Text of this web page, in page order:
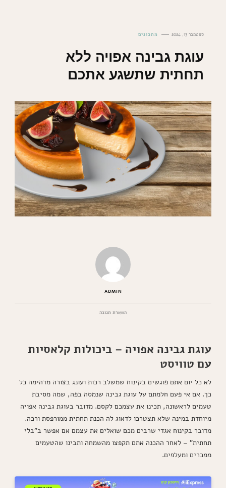
ספטמבר 13, 2024 מתכונים
עוגת גבינה אפויה ללא
תחתית שתשגע אתכם
ADMIN
השארת תגובהבנושא
תחתית
עוגת גבינה אפויה – ביכולות קלאסיות
עם טוויסט
לא כל יום אתם פוגשים בקינוח שמשלב רכות ועונג בצורה מדהימה כל
כך. אם אי פעם חלמתם על עוגת גבינה שנמסה בפה, שמה מסיבת
טעמים לראשונה, תכינו את עצמכם לקסם. מדובר בעוגת גבינה אפויה
מיוחדת במינה שלא תצטרכו לדאוג לה הכנת תחתית ממורפסת ורכה.
מדובר בקינוח אגדי שרבים מכם שואלים את עצמם אם אפשר ב"בלי
תחתית" – לאחר ההכנה אתם תקפצו מהשמחה ותבינו שהטעמים
ממכרים ומעלפים.